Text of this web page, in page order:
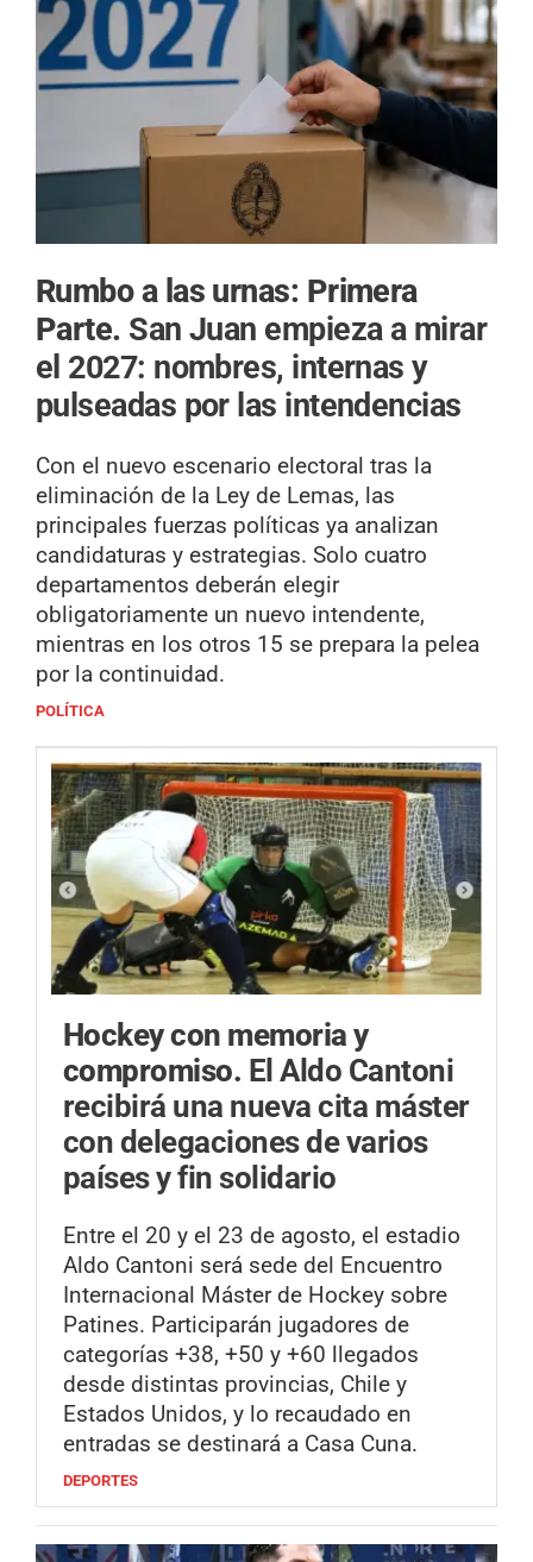
Rumbo a las urnas: Primera
Parte. San Juan empieza a mirar
el 2027: nombres, internas y
pulseadas por las intendencias
Con el nuevo escenario electoral tras la
eliminación de la Ley de Lemas, las
principales fuerzas políticas ya analizan
candidaturas y estrategias. Solo cuatro
departamentos deberán elegir
obligatoriamente un nuevo intendente,
mientras en los otros 15 se prepara la pelea
por la continuidad.
POLÍTICA
Hockey con memoria y
compromiso. El Aldo Cantoni
recibirá una nueva cita máster
con delegaciones de varios
países y fin solidario
Entre el 20 y el 23 de agosto, el estadio
Aldo Cantoni será sede del Encuentro
Internacional Máster de Hockey sobre
Patines. Participarán jugadores de
categorías +38, +50 y +60 llegados
desde distintas provincias, Chile y
Estados Unidos, y lo recaudado en
entradas se destinará a Casa Cuna.
DEPORTES